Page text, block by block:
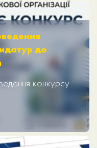
до
конкурсу